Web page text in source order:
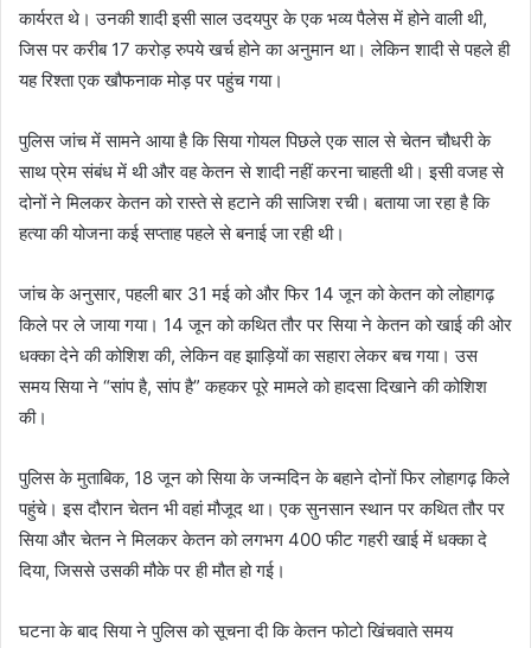
कार्यरत थे। उनकी शादी इसी साल उदयपुर के एक भव्य पैलेस में होने वाली थी,
जिस पर करीब 17 करोड़ रुपये खर्च होने का अनुमान था। लेकिन शादी से पहले ही
यह रिश्ता एक खौफनाक मोड़ पर पहुंच गया।
पुलिस जांच में सामने आया है कि सिया गोयल पिछले एक साल से चेतन चौधरी के
साथ प्रेम संबंध में थी और वह केतन से शादी नहीं करना चाहती थी। इसी वजह से
दोनों ने मिलकर केतन को रास्ते से हटाने की साजिश रची। बताया जा रहा है कि
हत्या की योजना कई सप्ताह पहले से बनाई जा रही थी।
जांच के अनुसार, पहली बार 31 मई को और फिर 14 जून को केतन को लोहागढ़
किले पर ले जाया गया। 14 जून को कथित तौर पर सिया ने केतन को खाई की ओर
धक्का देने की कोशिश की, लेकिन वह झाड़ियों का सहारा लेकर बच गया। उस
समय सिया ने “सांप है, सांप है” कहकर पूरे मामले को हादसा दिखाने की कोशिश
की।
पुलिस के मुताबिक, 18 जून को सिया के जन्मदिन के बहाने दोनों फिर लोहागढ़ किले
पहुंचे। इस दौरान चेतन भी वहां मौजूद था। एक सुनसान स्थान पर कथित तौर पर
सिया और चेतन ने मिलकर केतन को लगभग 400 फीट गहरी खाई में धक्का दे
दिया, जिससे उसकी मौके पर ही मौत हो गई।
घटना के बाद सिया ने पुलिस को सूचना दी कि केतन फोटो खिंचवाते समय